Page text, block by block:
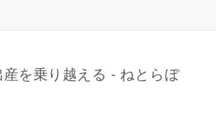
産を乗り越える - ねとらぼ